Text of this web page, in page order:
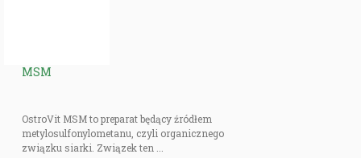
MSM
OstroVit MSM to preparat będący źródłem
metylosulfonylometanu, czyli organicznego
związku siarki. Związek ten ...